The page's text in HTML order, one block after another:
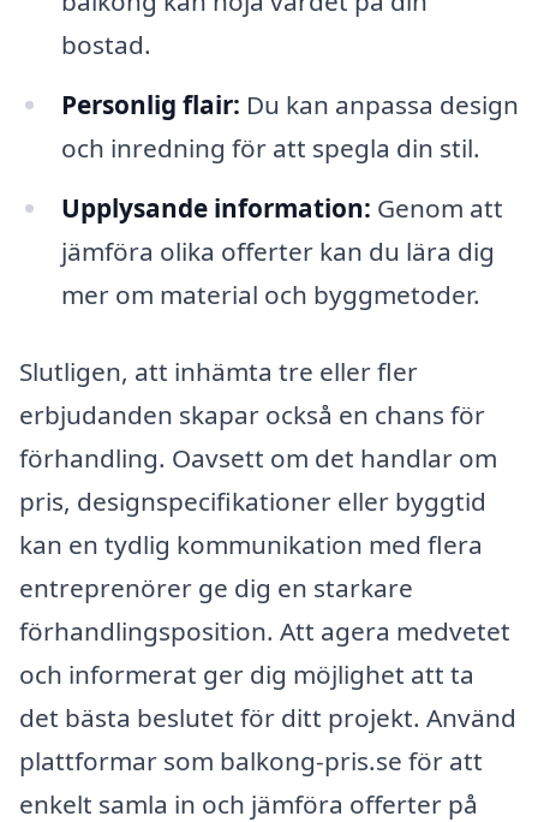
bostad.
Personlig flair: Du kan anpassa design
och inredning för att spegla din stil.
Upplysande information: Genom att
jämföra olika offerter kan du lära dig
mer om material och byggmetoder.
Slutligen, att inhämta tre eller fler
erbjudanden skapar också en chans för
förhandling. Oavsett om det handlar om
pris, designspecifikationer eller byggtid
kan en tydlig kommunikation med flera
entreprenörer ge dig en starkare
förhandlingsposition. Att agera medvetet
och informerat ger dig möjlighet att ta
det bästa beslutet för ditt projekt. Använd
plattformar som balkong-pris.se för att
enkelt samla in och jämföra offerter på